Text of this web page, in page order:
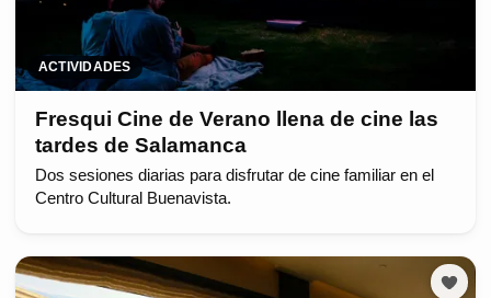
ACTIVIDADES
Fresqui Cine de Verano llena de cine las
tardes de Salamanca
Dos sesiones diarias para disfrutar de cine familiar en el
Centro Cultural Buenavista.